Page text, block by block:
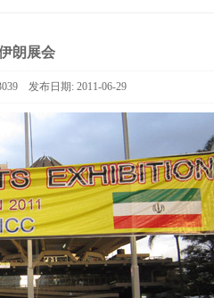
朗展会
发布日期: 2011-06-29